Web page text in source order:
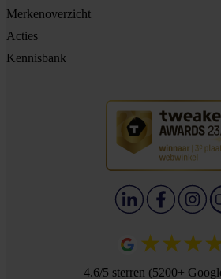
Merkenoverzicht
Acties
Kennisbank
4.6/5 sterren (5200+